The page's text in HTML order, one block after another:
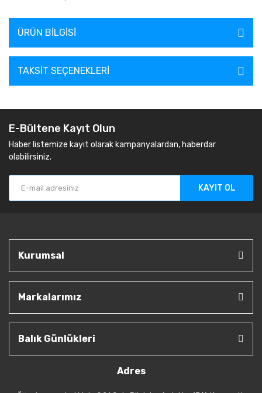
ÜRÜN BILGISI
TAKSIT SEÇENEKLERI
E-Bültene Kayıt Olun
Haber listemize kayıt olarak kampanyalardan, haberdar
olabilirsiniz.
KAYIT OL
Kurumsal
Markalarımız
Balık Günlükleri
Adres